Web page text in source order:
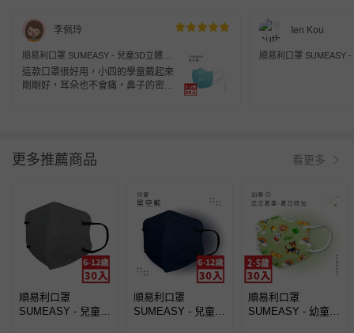
李佩玲
順易利口罩 SUMEASY - 兒童3D立體醫
用口罩-彈性寬耳帶-湖水綠50入 (S約
12.5cm x 16.5cm ± 5%)
這款口罩很好用，小四的學童戴起來
剛剛好，耳朵也不會痛，鼻子的密封
Ien Kou
順易利口罩 SUMEASY
更多推薦商品 看更多
順易利口罩
SUMEASY - 兒童鬆
順易利口罩
SUMEASY - 兒童鬆
順易利口罩
SUMEASY - 幼童鬆